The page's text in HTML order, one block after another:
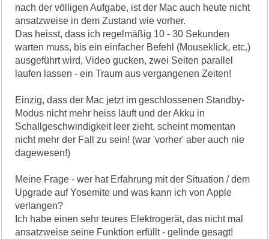
nach der völligen Aufgabe, ist der Mac auch heute nicht
ansatzweise in dem Zustand wie vorher.
Das heisst, dass ich regelmäßig 10 - 30 Sekunden
warten muss, bis ein einfacher Befehl (Mouseklick, etc.)
ausgeführt wird, Video gucken, zwei Seiten parallel
laufen lassen - ein Traum aus vergangenen Zeiten!
Einzig, dass der Mac jetzt im geschlossenen Standby-
Modus nicht mehr heiss läuft und der Akku in
Schallgeschwindigkeit leer zieht, scheint momentan
nicht mehr der Fall zu sein! (war 'vorher' aber auch nie
dagewesen!)
Meine Frage - wer hat Erfahrung mit der Situation / dem
Upgrade auf Yosemite und was kann ich von Apple
verlangen?
Ich habe einen sehr teures Elektrogerät, das nicht mal
ansatzweise seine Funktion erfüllt - gelinde gesagt!